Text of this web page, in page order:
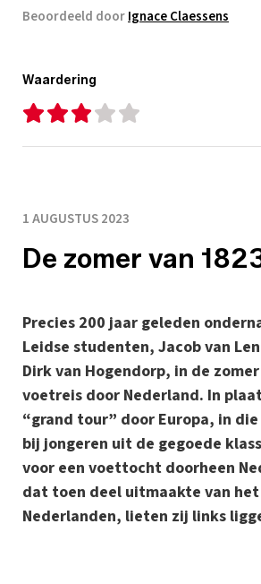
Beoordeeld doorIgnace Claessens
Waardering
1 AUGUSTUS 2023
De zomer van
Precies 200 jaar geleden
Leidse studenten, Jacob van
Dirk van Hogendorp, in de
voetreis door Nederland. In
“grand tour” door Europa, in
bij jongeren uit de gegoede
voor een voettocht doorheen
dat toen deel uitmaakte van
Nederlanden, lieten zij links